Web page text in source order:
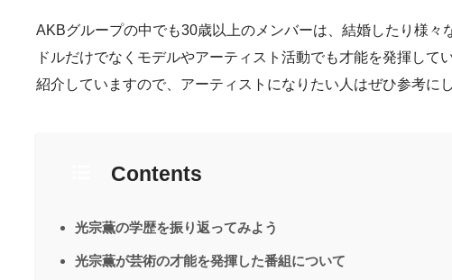
AKBグループの中でも30歳以上のメンバーは、結婚したり様
ドルだけでなくモデルやアーティスト活動でも才能を発揮し
紹介していますので、アーティストになりたい人はぜひ参考に
Contents
光宗薫の学歴を振り返ってみよう
光宗薫が芸術の才能を発揮した番組について